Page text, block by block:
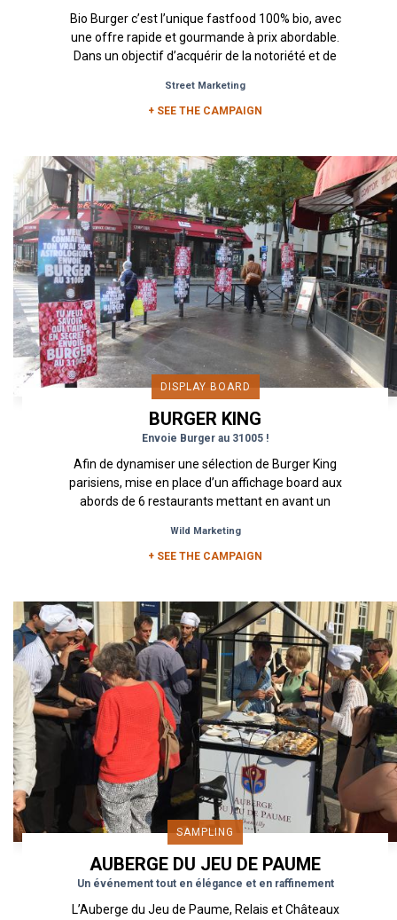
Bio Burger c’est l’unique fastfood 100% bio, avec
une offre rapide et gourmande à prix abordable.
Dans un objectif d’acquérir de la notoriété et de
Street Marketing
+ SEE THE CAMPAIGN
DISPLAY BOARD
BURGER KING
Envoie Burger au 31005 !
Afin de dynamiser une sélection de Burger King
parisiens, mise en place d’un affichage board aux
abords de 6 restaurants mettant en avant un
Wild Marketing
+ SEE THE CAMPAIGN
SAMPLING
AUBERGE DU JEU DE PAUME
Un événement tout en élégance et en raffinement
L’Auberge du Jeu de Paume, Relais et Châteaux